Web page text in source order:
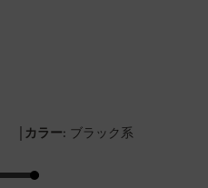
| カラー: ブラック系